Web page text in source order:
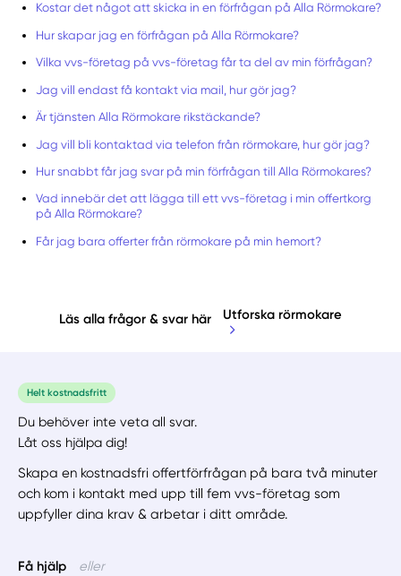
Kostar det något att skicka in en förfrågan på Alla Rörmokare?
Hur skapar jag en förfrågan på Alla Rörmokare?
Vilka vvs-företag på vvs-företag får ta del av min förfrågan?
Jag vill endast få kontakt via mail, hur gör jag?
Är tjänsten Alla Rörmokare rikstäckande?
Jag vill bli kontaktad via telefon från rörmokare, hur gör jag?
Hur snabbt får jag svar på min förfrågan till Alla Rörmokares?
Vad innebär det att lägga till ett vvs-företag i min offertkorg
på Alla Rörmokare?
Får jag bara offerter från rörmokare på min hemort?
Läs alla frågor & svar här Utforska rörmokare
Helt kostnadsfritt
Du behöver inte veta all svar.
Låt oss hjälpa dig!
Skapa en kostnadsfri offertförfrågan på bara två minuter
och kom i kontakt med upp till fem vvs-företag som
uppfyller dina krav & arbetar i ditt område.
Få hjälp eller